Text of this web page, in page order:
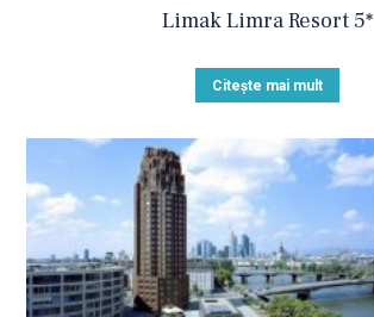
Limak Limra Resort 5*
Citește mai mult